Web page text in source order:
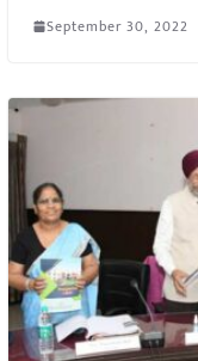
September 30, 2022